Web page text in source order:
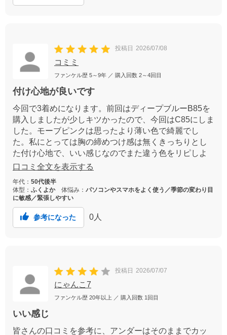
投稿日 2026/07/08
コミミ
ファンケル歴 5～9年 ／ 購入回数 2～4回目
付け心地が良いです
今回で3着めになります。前回はディープブルーB85を
購入しましたが少しキツかったので、今回はC85にしま
した。モーブピンクは思ったより薄い色で綺麗でし
た。私にとっては胸の締めつけ感は無くきっちりとし
た付け心地で、いい感じなのでまた違う色をリピしよ
うかと思います。
口コミ全文を表示する
年代： 50代後半
体型： ふくよか体悩み： パソコンやスマホをよく使う／季節の変わり目
に敏感／緊張しやすい
参考になった 0 人
投稿日 2026/07/07
にゃんこ7
ファンケル歴 20年以上 ／ 購入回数 1回目
いい感じ
皆さんの口コミを参考に、アンダーはそのままでカッ